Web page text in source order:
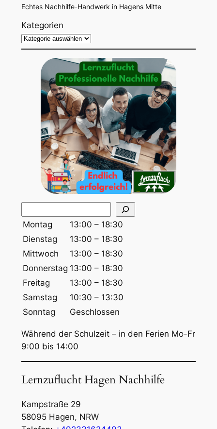
Echtes Nachhilfe-Handwerk in Hagens Mitte
Kategorien
u
e
n
Montag
13:00 – 18:30
Dienstag
13:00 – 18:30
Mittwoch
13:00 – 18:30
Donnerstag 13:00 – 18:30
Freitag
13:00 – 18:30
Samstag
10:30 – 13:30
Sonntag
Geschlossen
Während der Schulzeit – in den Ferien Mo-Fr
9:00 bis 14:00
Lernzuflucht Hagen Nachhilfe
Kampstraße 29
58095Hagen, NRW